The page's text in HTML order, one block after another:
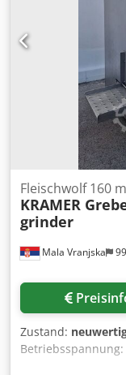
Mala Vranjska
Fleischwolf 160
KRAMER
grinder
Zustand:
Betriebsspannung:
Leistung: 38kW